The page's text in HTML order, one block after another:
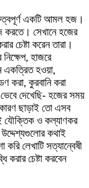
একটি আমল হজ।
করতে। সেখানে হজের
চেষ্টা করেন তারা।
হাজরে
একত্রিত হওয়া,
করা, কুরবানি করা
দেখেছি- হজের সময়
ছাড়াই তো এসব
যৌক্তিক ও কল্যাণকর
কথাই
লেখাটি সত্যান্বেষী
চেষ্টা করবেন